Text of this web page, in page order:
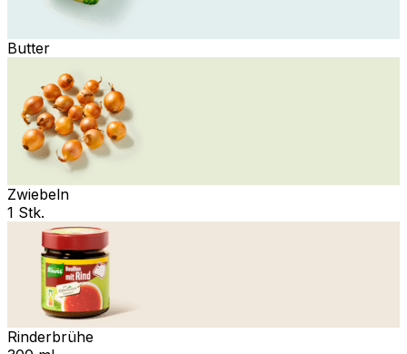
Butter
Zwiebeln
1 Stk.
Rinderbrühe